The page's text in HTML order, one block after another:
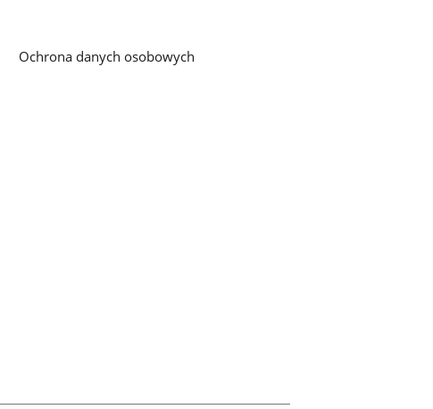
Ochrona danych osobowych